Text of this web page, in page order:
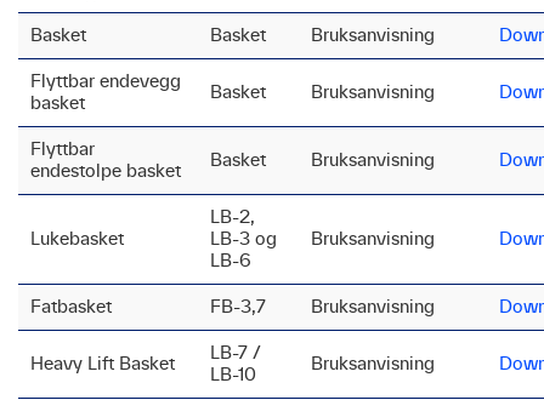
Basket Basket Bruksanvisning
Flyttbar endevegg
basket
Basket Bruksanvisning
Flyttbar
endestolpe basket
Basket Bruksanvisning
Lukebasket
LB-2,
LB-3 og
LB-6
Bruksanvisning
Fatbasket FB-3,7 Bruksanvisning
Heavy Lift Basket
LB-7 /
LB-10
Bruksanvisning